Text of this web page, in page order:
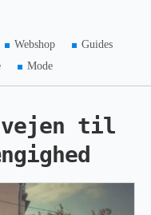
Webshop
Guides
Mode
vejen til